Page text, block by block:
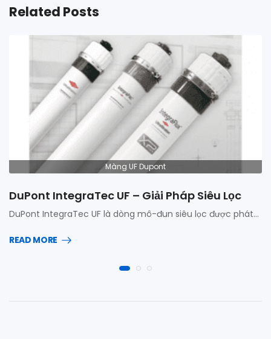
Related Posts
Màng UF Dupont
DuPont IntegraTec UF – Giải Pháp Siêu Lọc
DuPont IntegraTec UF là dòng mô-đun siêu lọc được phát…
READ MORE